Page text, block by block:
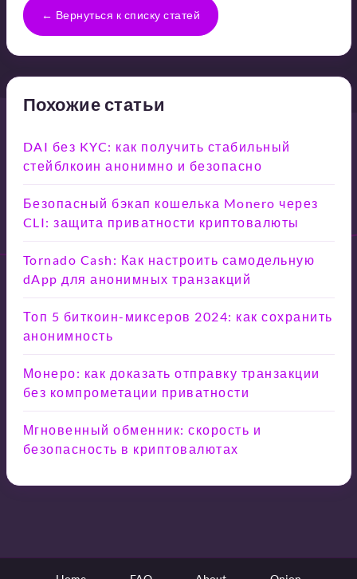
← Вернуться к списку статей
Похожие статьи
DAI без KYC: как получить стабильный
стейблкоин анонимно и безопасно
Безопасный бэкап кошелька Monero через
CLI: защита приватности криптовалюты
Tornado Cash: Как настроить самодельную
dApp для анонимных транзакций
Топ 5 биткоин-миксеров 2024: как сохранить
анонимность
Монеро: как доказать отправку транзакции
без компрометации приватности
Мгновенный обменник: скорость и
безопасность в криптовалютах